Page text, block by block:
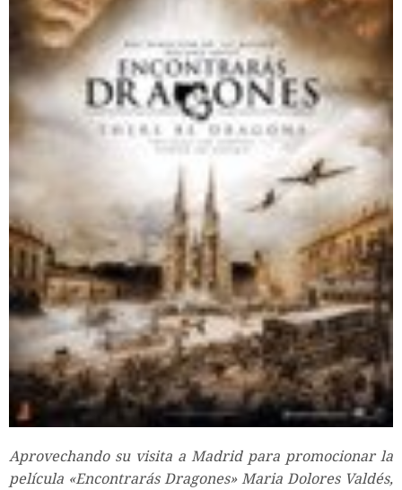
Aprovechando su visita a Madrid para promocionar la
película «Encontrarás Dragones» Maria Dolores Valdés,